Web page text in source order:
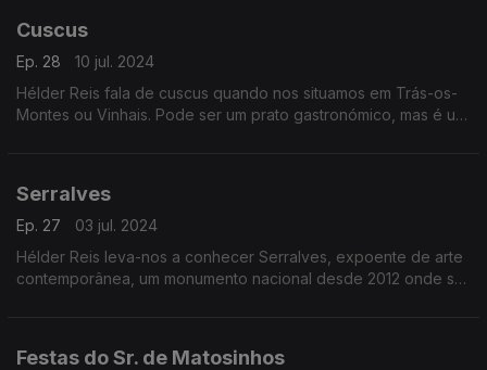
Cuscus
Ep. 28
10 jul. 2024
Hélder Reis fala de cuscus quando nos situamos em Trás-os-
Montes ou Vinhais. Pode ser um prato gastronómico, mas é um
Serralves
Ep. 27
03 jul. 2024
Hélder Reis leva-nos a conhecer Serralves, expoente de arte
contemporânea, um monumento nacional desde 2012 onde se
Festas do Sr. de Matosinhos